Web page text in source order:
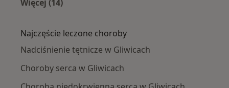
Więcej (14)
Najczęście leczone choroby
Nadciśnienie tętnicze w Gliwicach
Choroby serca w Gliwicach